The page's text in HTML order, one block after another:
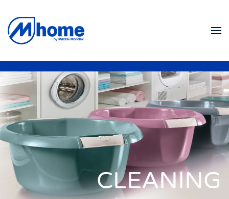
Zum Hauptinhalt springen
CLEANING